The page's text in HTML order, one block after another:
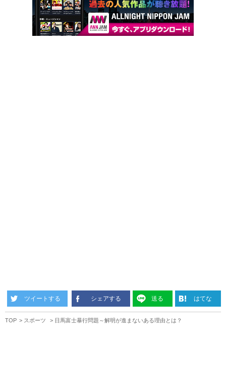
ツイートする シェアする 送る はてな
TOP スポーツ 日馬富士暴行問題～解明が進まないある理由とは？